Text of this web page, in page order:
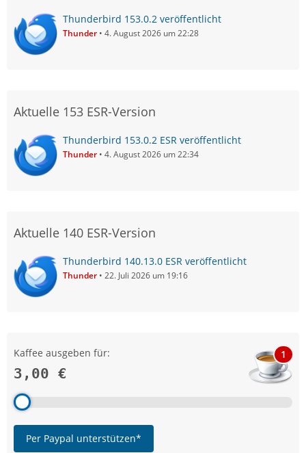
Thunderbird 153.0.2 veröffentlicht
Thunder 4. August 2026 um 22:28
Aktuelle 153 ESR-Version
Thunderbird 153.0.2 ESR veröffentlicht
Thunder 4. August 2026 um 22:34
Aktuelle 140 ESR-Version
Thunderbird 140.13.0 ESR veröffentlicht
Thunder 22. Juli 2026 um 19:16
Kaffee ausgeben für:
3,00 €
1
Per Paypal unterstützen*